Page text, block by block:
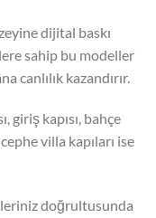
dijital baskı
sahip bu modeller
kazandırır.
giriş kapısı, bahçe
villa kapıları ise
doğrultusunda